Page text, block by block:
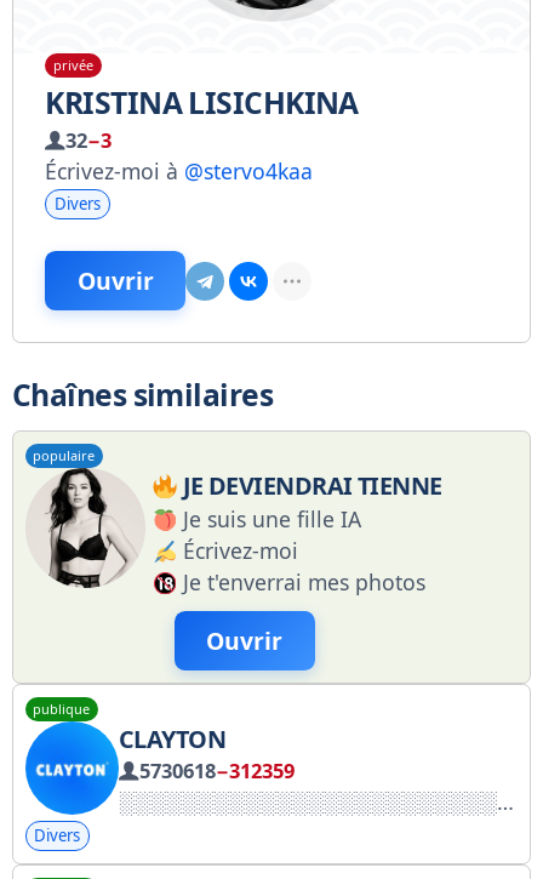
privée
KRISTINA LISICHKINA
32−3
Écrivez-moi à @stervo4kaa
Divers
Ouvrir
Chaînes similaires
populaire
JE DEVIENDRAI TIENNE
Je suis une fille IA
Écrivez-moi
Je t'enverrai mes photos
Ouvrir
publique
CLAYTON
5730618−312359
Divers